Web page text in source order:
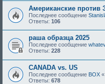
Американские против
Последнее сообщение
Ответы: 106
раша образца 2025
Последнее сообщение
Ответы: 228
CANADA vs. US
Последнее сообщение BOX «
Ответы: 678